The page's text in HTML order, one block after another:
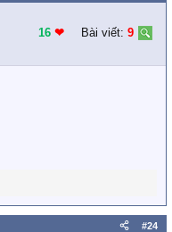
16 ❤︎ Bài viết: 9
#24